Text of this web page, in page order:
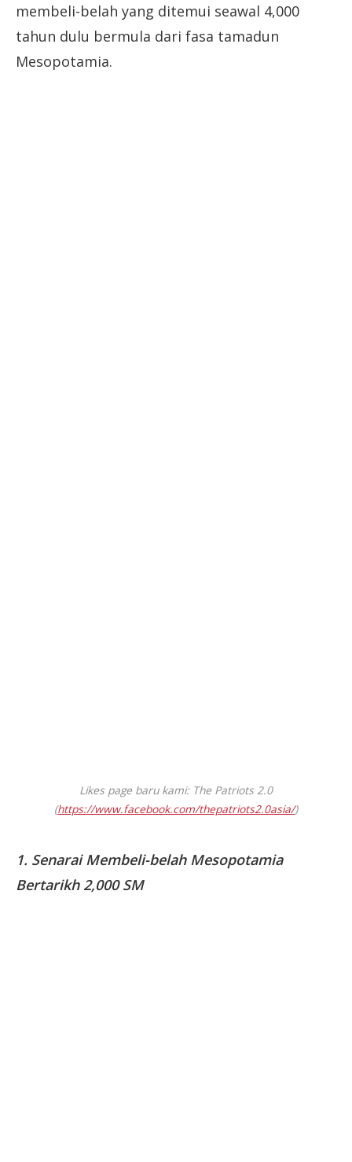
membeli-belah yang ditemui seawal 4,000
tahun dulu bermula dari fasa tamadun
Mesopotamia.
Likes page baru kami: The Patriots 2.0
(https://www.facebook.com/thepatriots2.0asia/)
1. Senarai Membeli-belah Mesopotamia
Bertarikh 2,000 SM